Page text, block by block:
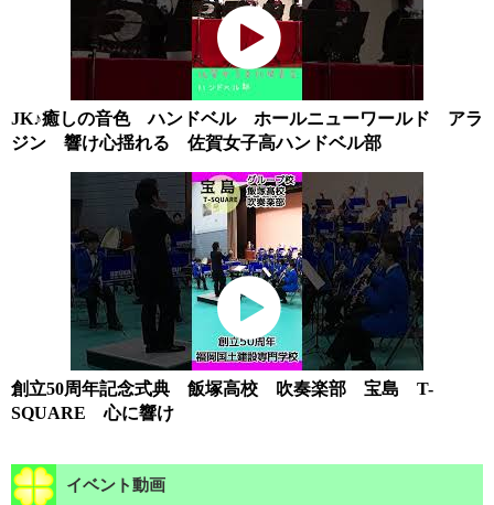
JK♪癒しの音色 ハンドベル ホールニューワールド アラ
ジン 響け心揺れる 佐賀女子高ハンドベル部
創立50周年記念式典 飯塚高校 吹奏楽部 宝島 T-
SQUARE 心に響け
イベント動画